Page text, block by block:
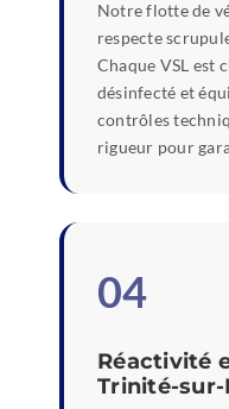
Notre flotte de
respecte
Chaque VSL est
désinfecté et
contrôles
rigueur pour
04
Réactivité
Trinité-sur-